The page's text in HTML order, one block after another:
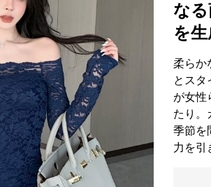
な
を生
柔らか
とスタ
が女性
たり。
季節を
力を引